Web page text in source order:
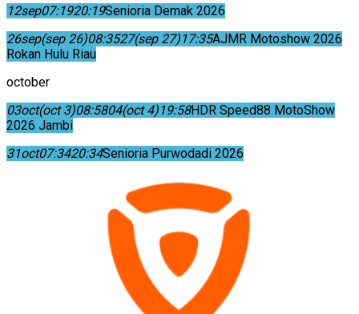
12sep07:1920:19Senioria Demak 2026
26sep(sep 26)08:3527(sep 27)17:35AJMR Motoshow 2026
Rokan Hulu Riau
october
03oct(oct 3)08:5804(oct 4)19:58HDR Speed88 MotoShow
2026 Jambi
31oct07:3420:34Senioria Purwodadi 2026